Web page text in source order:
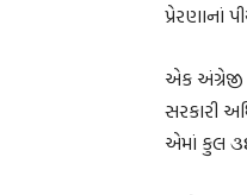
પ્રેરણાનાં
એક અંગ્રેજી
સરકારી
એમાં કુલ